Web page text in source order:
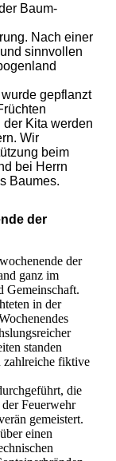
Baum-
Nach einer
sinnvollen
gepflanzt
Kita werden
Wir
beim
bei Herrn
Baumes.
der
der
ganz im
Gemeinschaft.
in der
standen
zahlreiche fiktive
die
Feuerwehr
gemeistert.
einen